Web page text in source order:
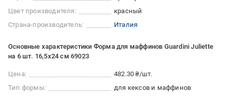
Цвет производителя:
красный
Страна-производитель:
Италия
Основные характеристики Форма для маффинов Guardini Juliette
на 6 шт. 16,5х24 см 69023
Цена:
482.30 ₴/шт.
Тип формы:
для кексов и маффинов